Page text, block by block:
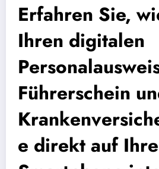
Erfahren Sie,
Ihren digitalen
Führerschein
e direkt auf